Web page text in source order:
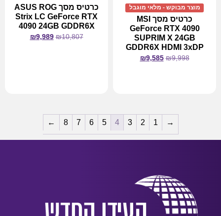
מוצר מבוקש - מלאי מוגבל
כרטיס מסך MSI
GeForce RTX 4090
SUPRIM X 24GB
GDDR6X HDMI 3xDP
₪9,998
₪9,585
כרטיס מסך ASUS ROG
Strix LC GeForce RTX
4090 24GB GDDR6X
₪10,807
₪9,989
→
1
2
3
4
5
6
7
8
←